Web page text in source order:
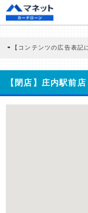
【コンテンツの広告表記
商品を根拠なくPRするも
どに基づき、公平性を担保
>提携企業一覧
【閉店】庄内駅前店